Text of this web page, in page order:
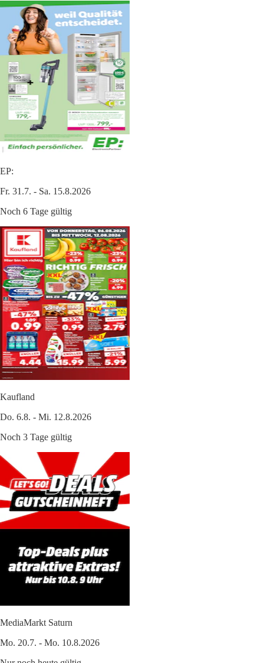
EP:
Fr. 31.7. - Sa. 15.8.2026
Noch 6 Tage gültig
Kaufland
Do. 6.8. - Mi. 12.8.2026
Noch 3 Tage gültig
MediaMarkt Saturn
Mo. 20.7. - Mo. 10.8.2026